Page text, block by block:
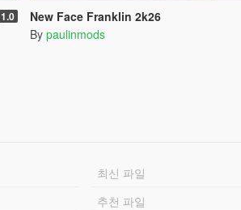
1.0
New Face Franklin 2k26
By paulinmods
최신 파일
추천 파일